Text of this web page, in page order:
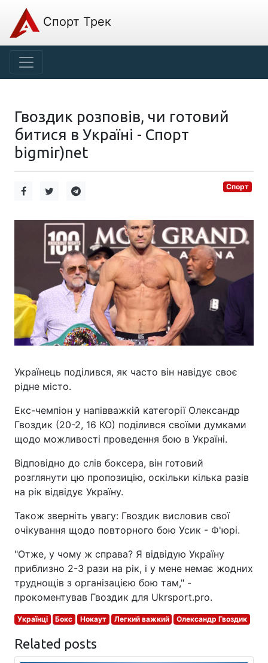
Спорт Трек
Гвоздик розповів, чи готовий
битися в Україні - Спорт
bigmir)net
Спорт
Українець поділився, як часто він навідує своє
рідне місто.
Екс-чемпіон у напівважкій категорії Олександр
Гвоздик (20-2, 16 КО) поділився своїми думками
щодо можливості проведення бою в Україні.
Відповідно до слів боксера, він готовий
розглянути цю пропозицію, оскільки кілька разів
на рік відвідує Україну.
Також зверніть увагу: Гвоздик висловив свої
очікування щодо повторного бою Усик - Ф'юрі.
"Отже, у чому ж справа? Я відвідую Україну
приблизно 2-3 рази на рік, і у мене немає жодних
труднощів з організацією бою там," -
прокоментував Гвоздик для Ukrsport.pro.
Українці Бокс Нокаут Легкий важкий Олександр Гвоздик
Related posts